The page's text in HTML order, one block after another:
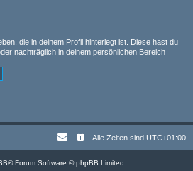
die in deinem Profil hinterlegt ist. Diese hast du
nachträglich in deinem persönlichen Bereich
Alle Zeiten sind UTC+01:00
® Forum Software © phpBB Limited